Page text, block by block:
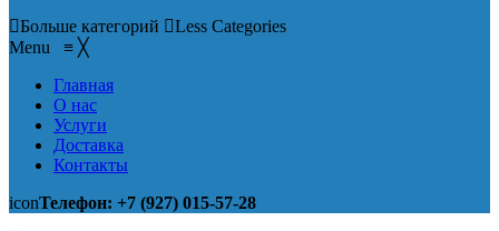
Больше категорий
Less Categories
Menu ≡ ╳
Главная
О нас
Услуги
Доставка
Контакты
iconТелефон: +7 (927) 015-57-28